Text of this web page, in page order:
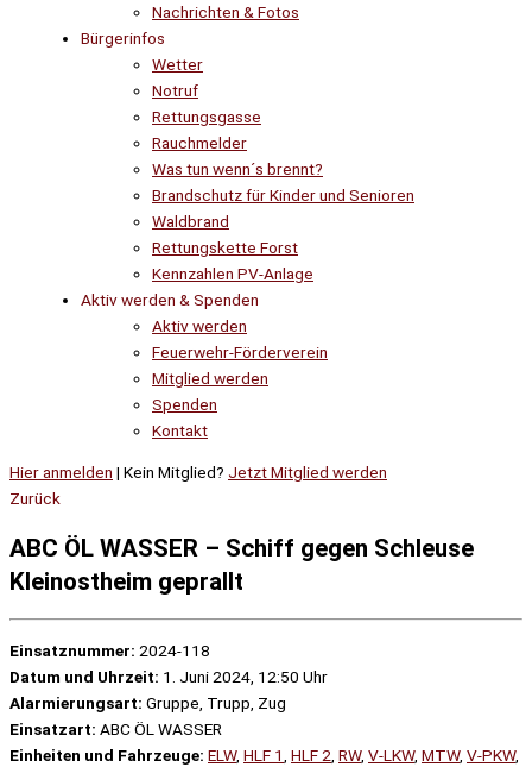
Nachrichten & Fotos
Bürgerinfos
Wetter
Notruf
Rettungsgasse
Rauchmelder
Was tun wenn´s brennt?
Brandschutz für Kinder und Senioren
Waldbrand
Rettungskette Forst
Kennzahlen PV-Anlage
Aktiv werden & Spenden
Aktiv werden
Feuerwehr-Förderverein
Mitglied werden
Spenden
Kontakt
Hier anmelden | Kein Mitglied? Jetzt Mitglied werden
Zurück
ABC ÖL WASSER – Schiff gegen Schleuse
Kleinostheim geprallt
Einsatznummer: 2024-118
Datum und Uhrzeit: 1. Juni 2024, 12:50 Uhr
Alarmierungsart: Gruppe, Trupp, Zug
Einsatzart: ABC ÖL WASSER
Einheiten und Fahrzeuge: ELW, HLF 1 HLF 2 RW, V-LKW, MTW, V-PKW,